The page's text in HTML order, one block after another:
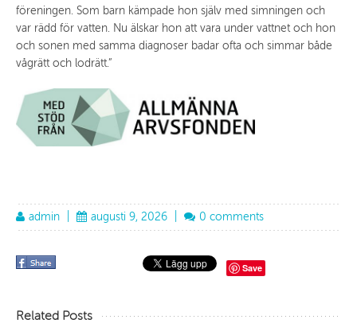
föreningen. Som barn kämpade hon själv med simningen och
var rädd för vatten. Nu älskar hon att vara under vattnet och hon
och sonen med samma diagnoser badar ofta och simmar både
vågrätt och lodrätt.”
admin augusti 9, 2026 0 comments
Save
Related Posts